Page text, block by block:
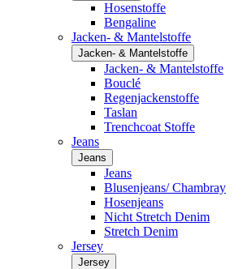
Hosenstoffe
Bengaline
Jacken- & Mantelstoffe
Jacken- & Mantelstoffe
Jacken- & Mantelstoffe
Bouclé
Regenjackenstoffe
Taslan
Trenchcoat Stoffe
Jeans
Jeans
Jeans
Blusenjeans/ Chambray
Hosenjeans
Nicht Stretch Denim
Stretch Denim
Jersey
Jersey